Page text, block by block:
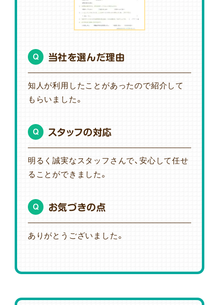
Q 当社を選んだ理由
知人が利用したことがあったので紹介して
もらいました。
Q スタッフの対応
明るく誠実なスタッフさんで、安心して任せ
ることができました。
Q お気づきの点
ありがとうございました。